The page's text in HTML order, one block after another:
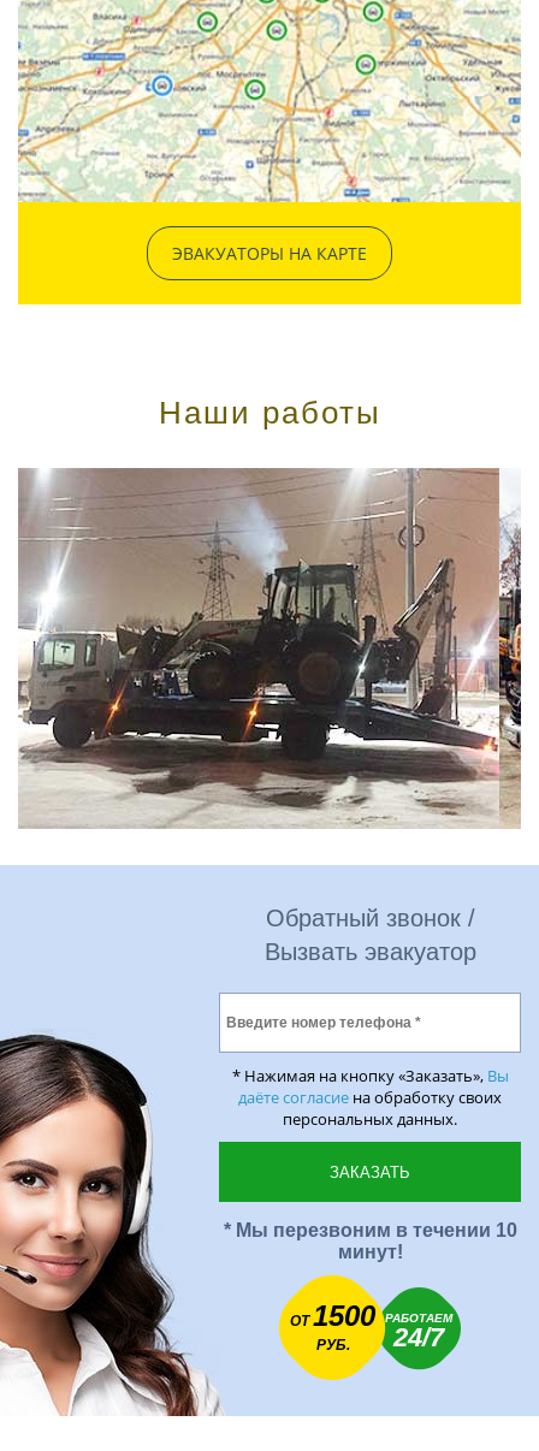
ЭВАКУАТОРЫ НА КАРТЕ
Наши работы
Обратный звонок /
Вызвать эвакуатор
* Нажимая на кнопку «Заказать», Вы
даёте согласие на обработку своих
персональных данных.
* Мы перезвоним в течении 10
минут!
ОТ1500
РУБ.
РАБОТАЕМ
24/7